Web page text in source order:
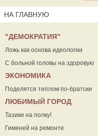
НА ГЛАВНУЮ
"ДЕМОКРАТИЯ"
Ложь как основа идеологии
С больной головы на здоровую
ЭКОНОМИКА
Поделятся теплом по-братски
ЛЮБИМЫЙ ГОРОД
Тазики на полку!
Гименей на ремонте